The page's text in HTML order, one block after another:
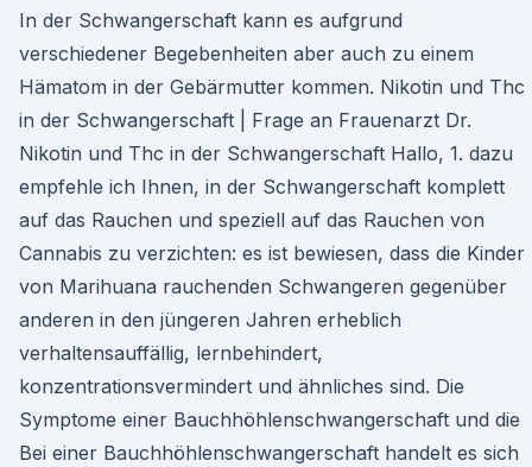
In der Schwangerschaft kann es aufgrund
verschiedener Begebenheiten aber auch zu einem
Hämatom in der Gebärmutter kommen. Nikotin und Thc
in der Schwangerschaft | Frage an Frauenarzt Dr.
Nikotin und Thc in der Schwangerschaft Hallo, 1. dazu
empfehle ich Ihnen, in der Schwangerschaft komplett
auf das Rauchen und speziell auf das Rauchen von
Cannabis zu verzichten: es ist bewiesen, dass die Kinder
von Marihuana rauchenden Schwangeren gegenüber
anderen in den jüngeren Jahren erheblich
verhaltensauffällig, lernbehindert,
konzentrationsvermindert und ähnliches sind. Die
Symptome einer Bauchhöhlenschwangerschaft und die
Bei einer Bauchhöhlenschwangerschaft handelt es sich